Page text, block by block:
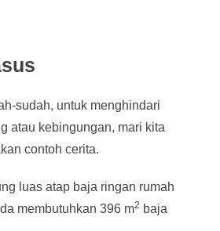
sudah, untuk menghindari
atau kebingungan, mari kita
contoh cerita.
luas atap baja ringan rumah
membutuhkan 396 m2 baja